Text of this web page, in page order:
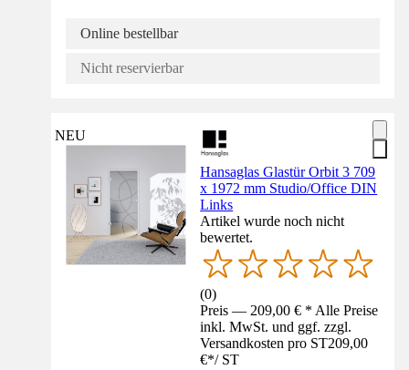
Online bestellbar
Nicht reservierbar
NEU
Hansaglas Glastür Orbit 3 709
x 1972 mm Studio/Office DIN
Links
Artikel wurde noch nicht
bewertet.
(0)
Preis — 209,00 € * Alle Preise
inkl. MwSt. und ggf. zzgl.
Versandkosten pro ST209,00
€*/ ST